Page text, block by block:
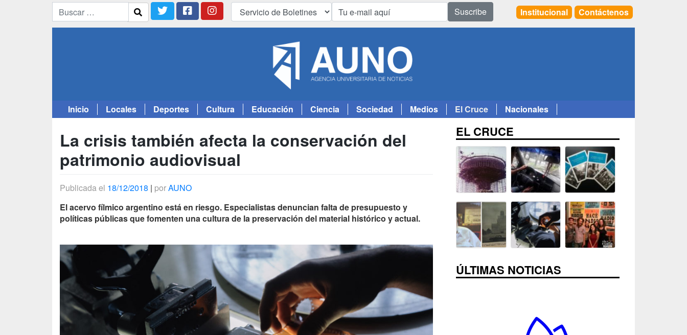
Suscribe Institucional Contáctenos
Inicio Locales Deportes Cultura Educación Ciencia Sociedad Medios El Cruce
Nacionales
La crisis también afecta la conservación del
patrimonio audiovisual
Publicada el 18/12/2018 | porAUNO
El acervo fílmico argentino está en riesgo. Especialistas denuncian falta de presupuesto y
políticas públicas que fomenten una cultura de la preservación del material histórico y actual.
EL CRUCE
ÚLTIMAS NOTICIAS